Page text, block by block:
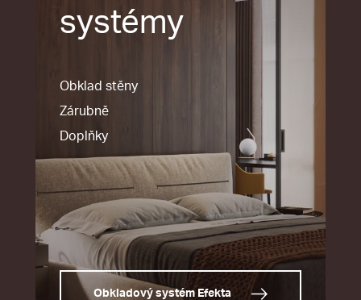
systémy
Obklad stěny
Zárubně
Doplňky
Obkladový systém Efekta